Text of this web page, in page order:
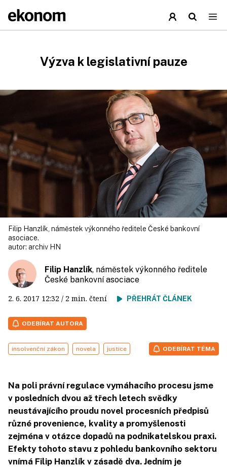
Výzva k legislativní pauze
Filip Hanzlík, náměstek výkonného ředitele České bankovní
asociace.
autor: archiv HN
Filip Hanzlík, náměstek výkonného ředitele
České bankovní asociace
2. 6. 2017 12:32 / 2 min. čtení PŘEHRÁT ČLÁNEK
ODEBÍRAT AUTORA
insolvenční zákon novela justice ODEBÍRAT TÉMA
Na poli právní regulace vymáhacího procesu jsme
v posledních dvou až třech letech svědky
neustávajícího proudu novel procesních předpisů
různé provenience, kvality a promyšlenosti
zejména v otázce dopadů na podnikatelskou praxi.
Efekty tohoto stavu z pohledu bankovního sektoru
vnímá Filip Hanzlík v zásadě dva. Jedním je